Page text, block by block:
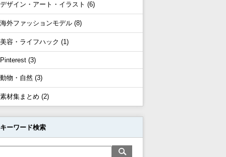
デザイン・アート・イラスト (6)
海外ファッションモデル (8)
美容・ライフハック (1)
Pinterest (3)
動物・自然 (3)
素材集まとめ (2)
キーワード検索